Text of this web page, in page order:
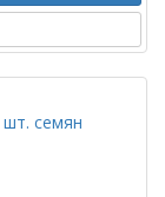
шт. семян